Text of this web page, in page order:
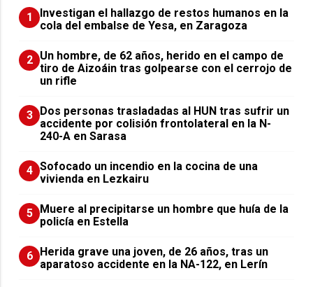
1
Investigan el hallazgo de restos humanos en la
cola del embalse de Yesa, en Zaragoza
2 Un hombre, de 62 años, herido en el campo de
tiro de Aizoáin tras golpearse con el cerrojo de
un rifle
3
​Dos personas trasladadas al HUN tras sufrir un
accidente por colisión frontolateral en la N-
240-A en Sarasa
4 Sofocado un incendio en la cocina de una
vivienda en Lezkairu
5
Muere al precipitarse un hombre que huía de la
policía en Estella
6
Herida grave una joven, de 26 años, tras un
aparatoso accidente en la NA-122, en Lerín